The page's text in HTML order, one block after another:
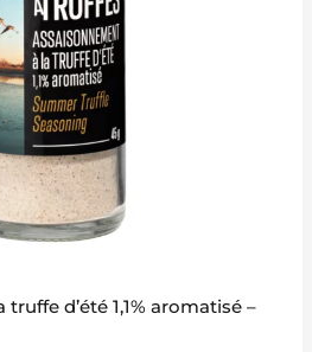
d’été 1,1% aromatisé –